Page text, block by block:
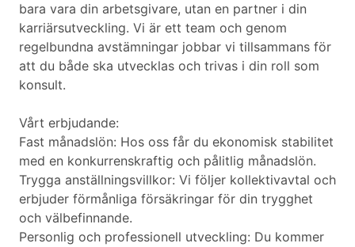
bara vara din arbetsgivare, utan en partner i din
karriärsutveckling. Vi är ett team och genom
regelbundna avstämningar jobbar vi tillsammans för
att du både ska utvecklas och trivas i din roll som
konsult.
Vårt erbjudande:
Fast månadslön: Hos oss får du ekonomisk stabilitet
med en konkurrenskraftig och pålitlig månadslön.
Trygga anställningsvillkor: Vi följer kollektivavtal och
erbjuder förmånliga försäkringar för din trygghet
och välbefinnande.
Personlig och professionell utveckling: Du kommer